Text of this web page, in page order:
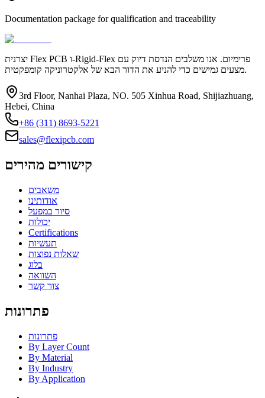
Documentation package for qualification and traceability
יצרנית Flex PCB ו-Rigid-Flex פרימיום. אנו משלבים הנדסת דיוק עם
מצעים גמישים כדי להניע את הדור הבא של אלקטרוניקה קומפקטית.
3rd Floor, Nanhai Plaza, NO. 505 Xinhua Road, Shijiazhuang,
Hebei, China
+86 (311) 8693-5221
sales@flexipcb.com
קישורים מהירים
משאבים
אודותינו
סיור במפעל
יכולות
Certifications
תעשיות
שאלות נפוצות
בלוג
השוואה
צור קשר
פתרונות
פתרונות
By Layer Count
By Material
By Industry
By Application